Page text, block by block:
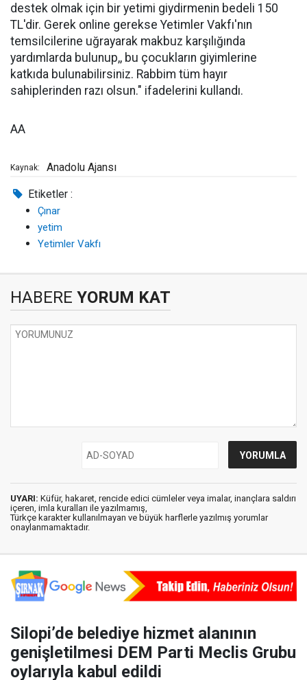
destek olmak için bir yetimi giydirmenin bedeli 150
TL'dir. Gerek online gerekse Yetimler Vakfı'nın
temsilcilerine uğrayarak makbuz karşılığında
yardımlarda bulunup,, bu çocukların giyimlerine
katkıda bulunabilirsiniz. Rabbim tüm hayır
sahiplerinden razı olsun." ifadelerini kullandı. ​​​​​​​
AA
Kaynak: Anadolu Ajansı
Etiketler :
Çınar
yetim
Yetimler Vakfı
HABERE YORUM KAT
UYARI: Küfür, hakaret, rencide edici cümleler veya imalar, inançlara saldırı
içeren, imla kuralları ile yazılmamış,
Türkçe karakter kullanılmayan ve büyük harflerle yazılmış yorumlar
onaylanmamaktadır.
Silopi’de belediye hizmet alanının
genişletilmesi DEM Parti Meclis Grubu
oylarıyla kabul edildi